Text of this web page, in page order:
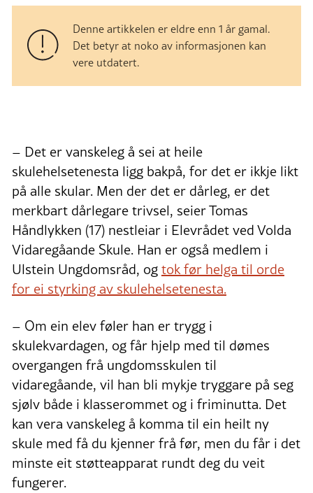
Denne artikkelen er eldre enn 1 år gamal.
Det betyr at noko av informasjonen kan
vere utdatert.
– Det er vanskeleg å sei at heile
skulehelsetenesta ligg bakpå, for det er ikkje likt
på alle skular. Men der det er dårleg, er det
merkbart dårlegare trivsel, seier Tomas
Håndlykken (17) nestleiar i Elevrådet ved Volda
Vidaregåande Skule. Han er også medlem i
Ulstein Ungdomsråd, ogtok før helga til orde
for ei styrking av skulehelsetenesta.
– Om ein elev føler han er trygg i
skulekvardagen, og får hjelp med til dømes
overgangen frå ungdomsskulen til
vidaregåande, vil han bli mykje tryggare på seg
sjølv både i klasserommet og i friminutta. Det
kan vera vanskeleg å komma til ein heilt ny
skule med få du kjenner frå før, men du får i det
minste eit støtteapparat rundt deg du veit
fungerer.